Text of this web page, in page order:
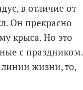
в отличие от
Он прекрасно
крыса. Но это
с праздником.
жизни, то,